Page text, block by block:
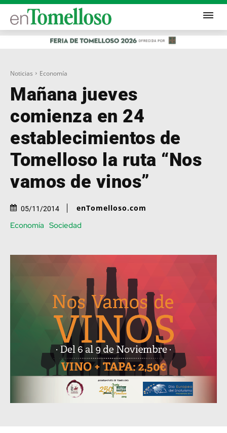
Noticias Economía
Mañana jueves
comienza en 24
establecimientos de
Tomelloso la ruta “Nos
vamos de vinos”
05/11/2014 enTomelloso.com
Economía Sociedad